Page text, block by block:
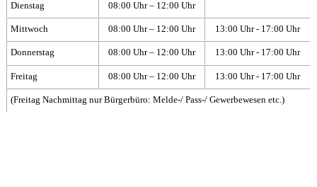
Dienstag 08:00 Uhr – 12:00 Uhr
Mittwoch 08:00 Uhr – 12:00 Uhr 13:00 Uhr - 17:00 Uhr
Donnerstag 08:00 Uhr – 12:00 Uhr 13:00 Uhr - 17:00 Uhr
Freitag 08:00 Uhr – 12:00 Uhr 13:00 Uhr - 17:00 Uhr
(Freitag Nachmittag nur Bürgerbüro: Melde-/ Pass-/ Gewerbewesen etc.)